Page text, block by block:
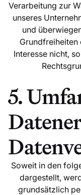
Verarbeitung zur
unseres
und
Grundfreiheiten
Interesse nicht,
5.
Soweit in den
dargestellt,
grundsätzlich